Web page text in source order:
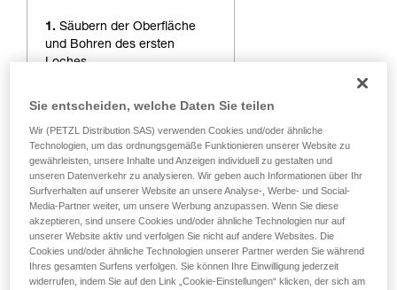
1. Säubern der Oberfläche
und Bohren des ersten
Loches.
Sie entscheiden, welche Daten Sie teilen
Wir (PETZL Distribution SAS) verwenden Cookies und/oder ähnliche
Technologien, um das ordnungsgemäße Funktionieren unserer Website zu
gewährleisten, unsere Inhalte und Anzeigen individuell zu gestalten und
unseren Datenverkehr zu analysieren. Wir geben auch Informationen über Ihr
Surfverhalten auf unserer Website an unsere Analyse-, Werbe- und Social-
Media-Partner weiter, um unsere Werbung anzupassen. Wenn Sie diese
akzeptieren, sind unsere Cookies und/oder ähnliche Technologien nur auf
unserer Website aktiv und verfolgen Sie nicht auf andere Websites. Die
Cookies und/oder ähnliche Technologien unserer Partner werden Sie während
Ihres gesamten Surfens verfolgen. Sie können Ihre Einwilligung jederzeit
widerrufen, indem Sie auf den Link „Cookie-Einstellungen“ klicken, der sich am